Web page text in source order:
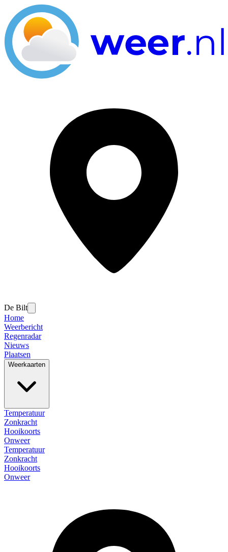
De Bilt
Home
Weerbericht
Regenradar
Nieuws
Plaatsen
Weerkaarten
Temperatuur
Zonkracht
Hooikoorts
Onweer
Temperatuur
Zonkracht
Hooikoorts
Onweer